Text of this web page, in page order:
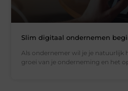
Slim digitaal ondernemen
Als ondernemer wil je je natuurlijk
groei van je onderneming en het